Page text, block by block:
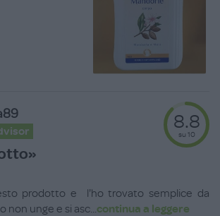
8.8
su 10
prodotto e l'ho trovato semplice da
non unge e si asc...continua a leggere